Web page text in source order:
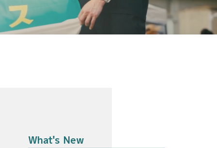
What's New